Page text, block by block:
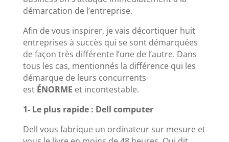
démarcation de l’entreprise.
Afin de vous inspirer, je vais décortiquer huit
entreprises à succès qui se sont démarquées
de façon très différente l’une de l’autre. Dans
tous les cas, mentionnés la différence qui les
démarque de leurs concurrents
est ÉNORME et incontestable.
1- Le plus rapide : Dell computer
Dell vous fabrique un ordinateur sur mesure et